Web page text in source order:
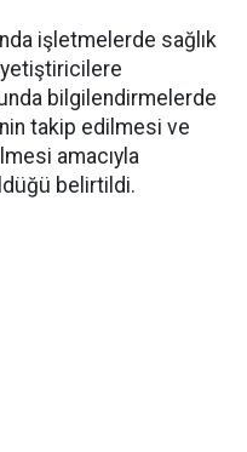
işletmelerde sağlık
bilgilendirmelerde
takip edilmesi ve
amacıyla
belirtildi.